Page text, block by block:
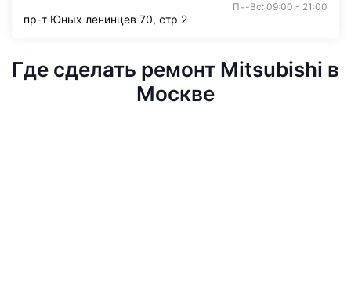
Пн-Вс: 09:00 - 21:00
пр-т Юных ленинцев 70, стр 2
Где сделать ремонт Mitsubishi в
Москве